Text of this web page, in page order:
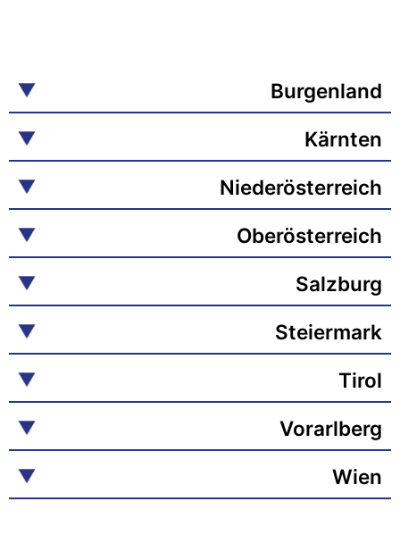
Burgenland
Kärnten
Niederösterreich
Oberösterreich
Salzburg
Steiermark
Tirol
Vorarlberg
Wien